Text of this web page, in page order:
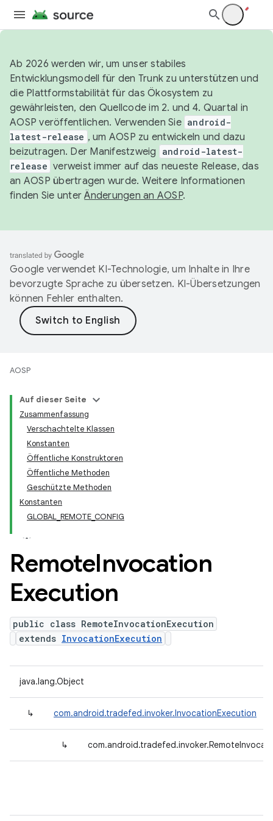
Ab 2026 werden wir, um unser stabiles
Entwicklungsmodell für den Trunk zu unterstützen und
die Plattformstabilität für das Ökosystem zu
gewährleisten, den Quellcode im 2. und 4. Quartal in
AOSP veröffentlichen. Verwenden Sie android-
latest-release , um AOSP zu entwickeln und dazu
beizutragen. Der Manifestzweig
android-latest-
release verweist immer auf das neueste Release, das
an AOSP übertragen wurde. Weitere Informationen
finden Sie unterÄnderungen an AOSP.
Google verwendet KI-Technologie, um Inhalte in Ihre
bevorzugte Sprache zu übersetzen. KI-Übersetzungen
können Fehler enthalten.
AOSP
Auf dieser Seite
Zusammenfassung
Verschachtelte Klassen
Konstanten
Öffentliche Konstruktoren
Öffentliche Methoden
Geschützte Methoden
Konstanten
GLOBAL_REMOTE_CONFIG
RemoteInvocation
Execution
public class RemoteInvocationExecution
extends InvocationExecution
java.lang.Object
↳ com.android.tradefed.invoker.InvocationExecution
↳